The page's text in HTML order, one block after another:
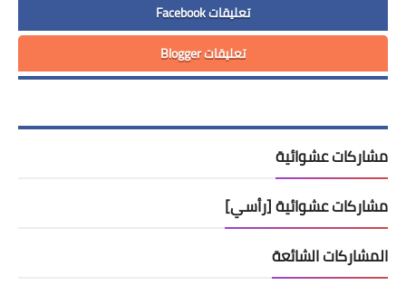
تعليقات Facebook
تعليقات Blogger
مشاركات عشوائية
مشاركات عشوائية [رأسي]
المشاركات الشائعة